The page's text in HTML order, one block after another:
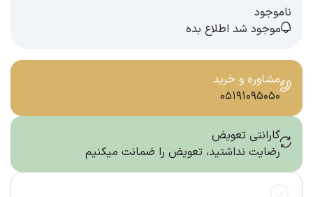
ناموجود
موجود شد اطلاع بده
مشاوره و خرید
۰۵۱۹۱۰۹۵۰۵۰
گارانتی تعویض
رضایت نداشتید، تعویض را ضمانت میکنیم